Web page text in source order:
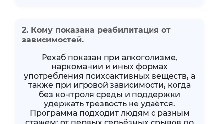
2. Кому показана реабилитация от
зависимостей.
Рехаб показан при алкоголизме,
наркомании и иных формах
употребления психоактивных веществ, а
также при игровой зависимости, когда
без контроля среды и поддержки
удержать трезвость не удаётся.
Программа подходит людям с разным